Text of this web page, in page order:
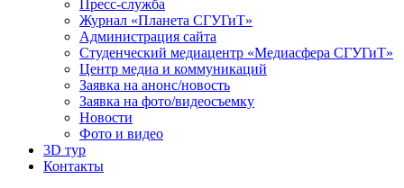
Пресс-служба
Журнал «Планета СГУГиТ»
Администрация сайта
Студенческий медиацентр «Медиасфера СГУГиТ»
Центр медиа и коммуникаций
Заявка на анонс/новость
Заявка на фото/видеосъемку
Новости
Фото и видео
3D тур
Контакты